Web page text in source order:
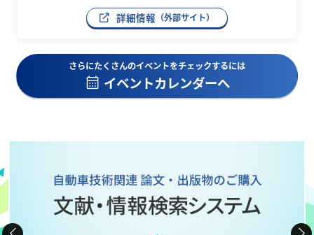
詳細情報 （外部サイト）
さらにたくさんのイベントをチェックするには
イベントカレンダーへ